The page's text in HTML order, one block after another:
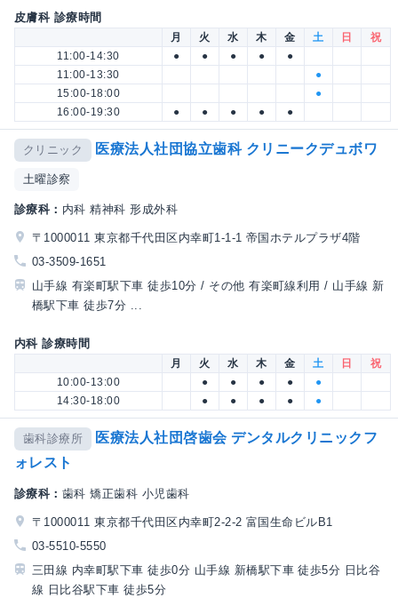
皮膚科 診療時間
月 火 水 木 金 土 日
祝
11:00-14:30
● ● ● ●
●
11:00-13:30
●
15:00-18:00
●
16:00-19:30
● ● ● ● ●
クリニック 医療法人社団協立歯科 クリニークデュボワ
土曜診察
診療科： 内科 精神科 形成外科
〒1000011 東京都千代田区内幸町1-1-1 帝国ホテルプラザ4階
03-3509-1651
山手線 有楽町駅下車 徒歩10分 / その他 有楽町線利用 / 山手線 新
橋駅下車 徒歩7分 ...
内科 診療時間
月 火 水 木 金 土 日
祝
10:00-13:00
● ● ● ●
●
14:30-18:00
● ● ● ● ●
歯科診療所
医療法人社団啓歯会 デンタルクリニックフ
ォレスト
診療科： 歯科 矯正歯科 小児歯科
〒1000011 東京都千代田区内幸町2-2-2 富国生命ビルB1
03-5510-5550
三田線 内幸町駅下車 徒歩0分 山手線 新橋駅下車 徒歩5分 日比谷
線 日比谷駅下車 徒歩5分